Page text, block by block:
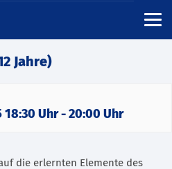
Jahre)
18:30 Uhr- 20:00 Uhr
die erlernten Elemente des